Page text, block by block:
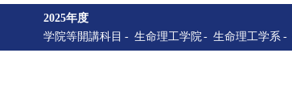
2025年度
学院等開講科目
生命理工学院 生命理工学系